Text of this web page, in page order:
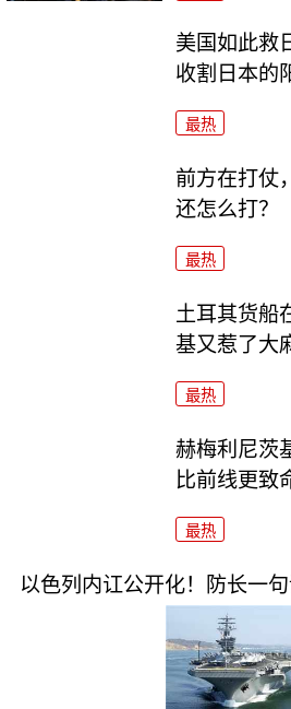
美国如此救
收割日本的
最热
前方在打仗
还怎么打？
最热
土耳其货船
基又惹了大
最热
赫梅利尼茨
比前线更致
最热
以色列内讧公开化！防长一